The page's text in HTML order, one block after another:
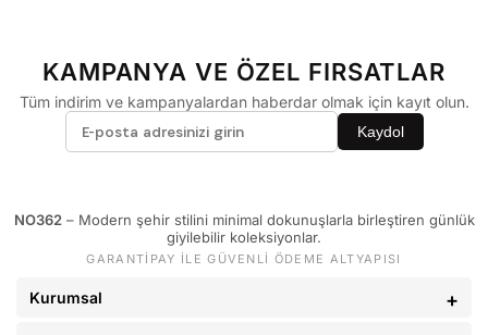
34
94 - 110 kg 36
KAMPANYA VE ÖZEL FIRSATLAR
Tüm indirim ve kampanyalardan haberdar olmak için kayıt olun.
Kaydol
NO362– Modern şehir stilini minimal dokunuşlarla birleştiren günlük
giyilebilir koleksiyonlar.
GARANTİPAY İLE GÜVENLİ ÖDEME ALTYAPISI
Kurumsal